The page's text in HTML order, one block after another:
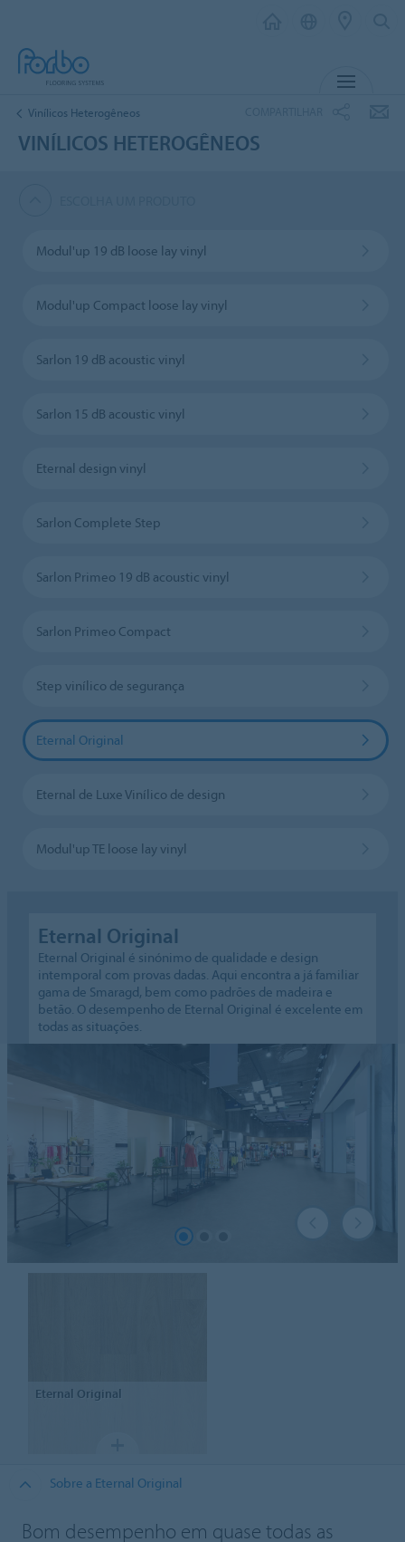
Vinílicos Heterogêneos
VINÍLICOS HETEROGÊNEOS
Modul'up 19 dB loose lay vinyl
Modul'up Compact loose lay vinyl
Sarlon 19 dB acoustic vinyl
Sarlon 15 dB acoustic vinyl
Eternal design vinyl
Sarlon Complete Step
Sarlon Primeo 19 dB acoustic vinyl
Sarlon Primeo Compact
Step vinílico de segurança
Eternal Original
Eternal de Luxe Vinílico de design
Modul'up TE loose lay vinyl
Eternal Original
Eternal Original é sinónimo de qualidade e design
intemporal com provas dadas. Aqui encontra a já familiar
gama de Smaragd, bem como padrões de madeira e
betão. O desempenho de Eternal Original é excelente em
todas as situações.
Eternal Original
Sobre a Eternal Original
Bom desempenho em quase todas as